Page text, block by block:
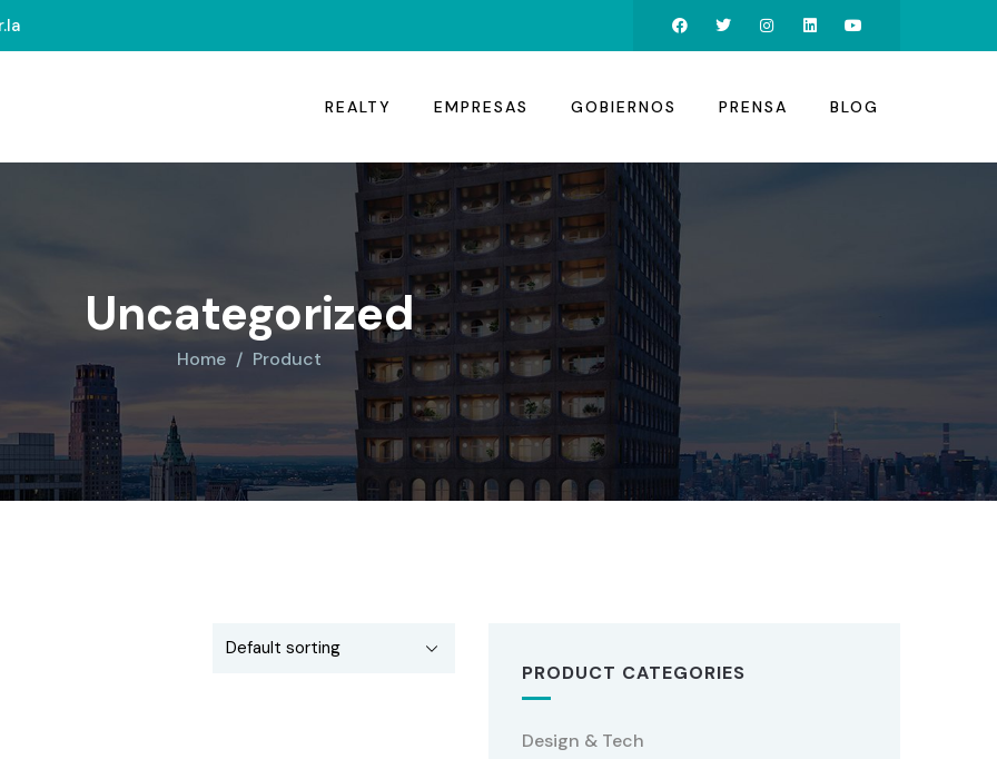
REALTY EMPRESAS GOBIERNOS PRENSA BLOG
Uncategorized
Home Product
PRODUCT CATEGORIES
Design & Tech